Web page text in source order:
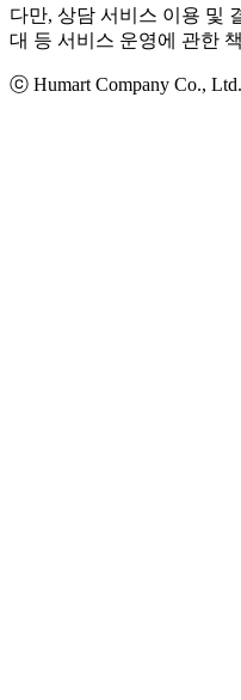
다만, 상담 서비스 이용 및
대 등 서비스 운영에 관한
ⓒ Humart Company Co.,